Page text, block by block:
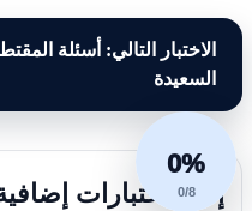
الاختبار التالي: أسئلة
السعيدة
0%
0/8
إليك اختبارات